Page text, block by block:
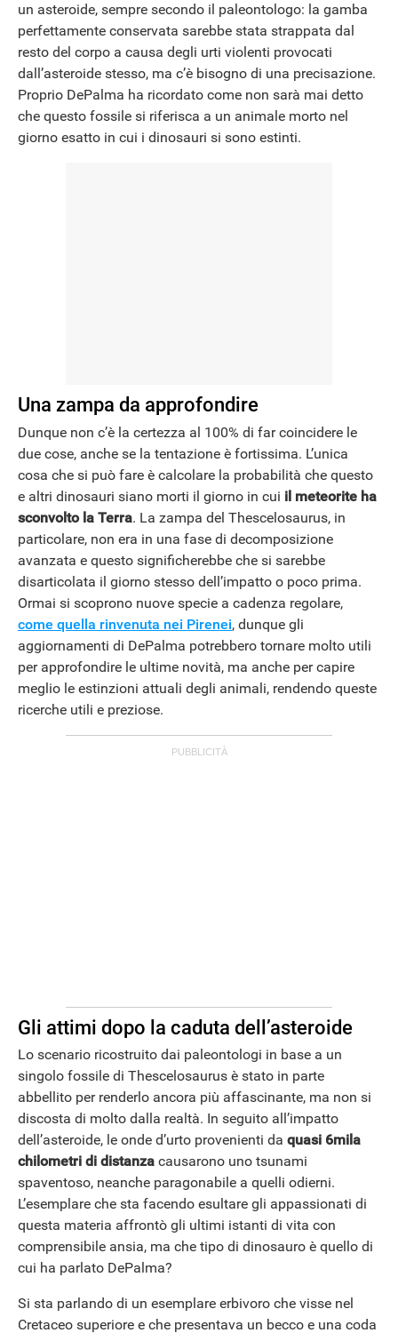
un asteroide, sempre secondo il paleontologo: la gamba
perfettamente conservata sarebbe stata strappata dal
resto del corpo a causa degli urti violenti provocati
dall’asteroide stesso, ma c’è bisogno di una precisazione.
Proprio DePalma ha ricordato come non sarà mai detto
che questo fossile si riferisca a un animale morto nel
giorno esatto in cui i dinosauri si sono estinti.
Una zampa da approfondire
Dunque non c’è la certezza al 100% di far coincidere le
due cose, anche se la tentazione è fortissima. L’unica
cosa che si può fare è calcolare la probabilità che questo
e altri dinosauri siano morti il giorno in cui il meteorite ha
sconvolto la Terra. La zampa del Thescelosaurus, in
particolare, non era in una fase di decomposizione
avanzata e questo significherebbe che si sarebbe
disarticolata il giorno stesso dell’impatto o poco prima.
Ormai si scoprono nuove specie a cadenza regolare,
come quella rinvenuta nei Pirenei, dunque gli
aggiornamenti di DePalma potrebbero tornare molto utili
per approfondire le ultime novità, ma anche per capire
meglio le estinzioni attuali degli animali, rendendo queste
ricerche utili e preziose.
Gli attimi dopo la caduta dell’asteroide
Lo scenario ricostruito dai paleontologi in base a un
singolo fossile di Thescelosaurus è stato in parte
abbellito per renderlo ancora più affascinante, ma non si
discosta di molto dalla realtà. In seguito all’impatto
dell’asteroide, le onde d’urto provenienti da quasi 6mila
chilometri di distanza causarono uno tsunami
spaventoso, neanche paragonabile a quelli odierni.
L’esemplare che sta facendo esultare gli appassionati di
questa materia affrontò gli ultimi istanti di vita con
comprensibile ansia, ma che tipo di dinosauro è quello di
cui ha parlato DePalma?
Si sta parlando di un esemplare erbivoro che visse nel
Cretaceo superiore e che presentava un becco e una coda